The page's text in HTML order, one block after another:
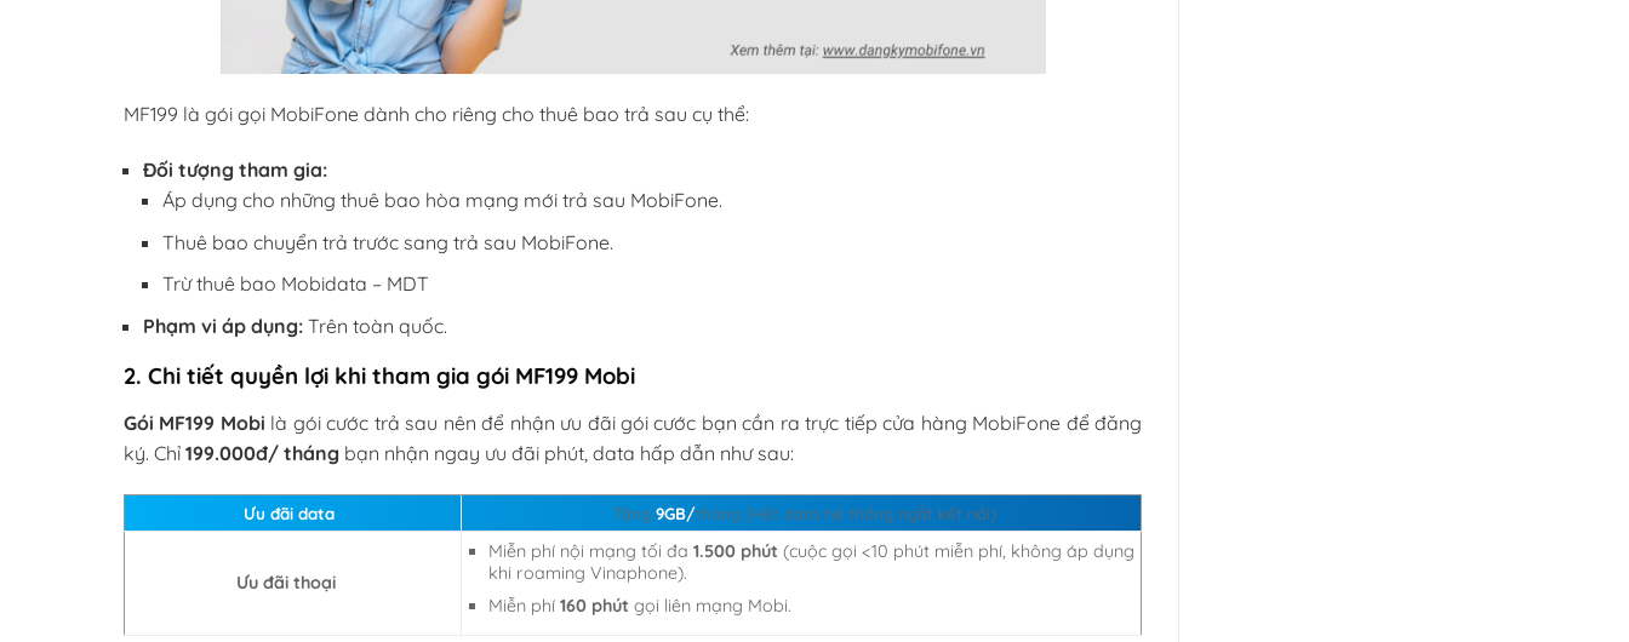
MF199 là gói gọi MobiFone dành cho riêng cho thuê bao trả sau cụ thể:
Đối tượng tham gia:
Áp dụng cho những thuê bao hòa mạng mới trả sau MobiFone.
Thuê bao chuyển trả trước sang trả sau MobiFone.
Trừ thuê bao Mobidata – MDT
Phạm vi áp dụng: Trên toàn quốc.
2. Chi tiết quyền lợi khi tham gia gói MF199 Mobi
Gói MF199 Mobi là gói cước trả sau nên để nhận ưu đãi gói cước bạn cần ra trực tiếp cửa hàng MobiFone để đăng
ký. Chỉ 199.000đ/ tháng bạn nhận ngay ưu đãi phút, data hấp dẫn như sau:
Ưu đãi data Tặng 9GB/tháng (Hết data hệ thống ngắt kết nối)
Ưu đãi thoại
Miễn phí nội mạng tối đa 1.500 phút (cuộc gọi <10 phút miễn phí, không áp dụng
khi roaming Vinaphone).
Miễn phí160 phút gọi liên mạng Mobi.